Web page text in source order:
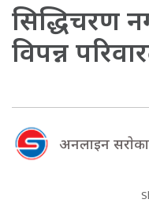
सिद्धिचरण
विपन्न
अनलाइन